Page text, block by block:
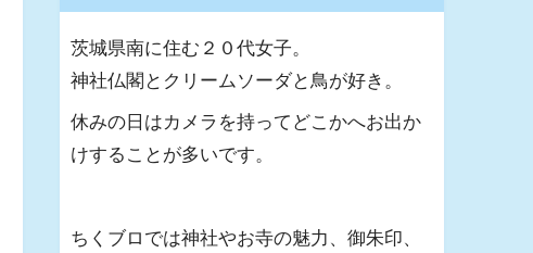
茨城県南に住む２０代女子。
神社仏閣とクリームソーダと鳥が好き。
休みの日はカメラを持ってどこかへお出か
けすることが多いです。
ちくブロでは神社やお寺の魅力、御朱印、